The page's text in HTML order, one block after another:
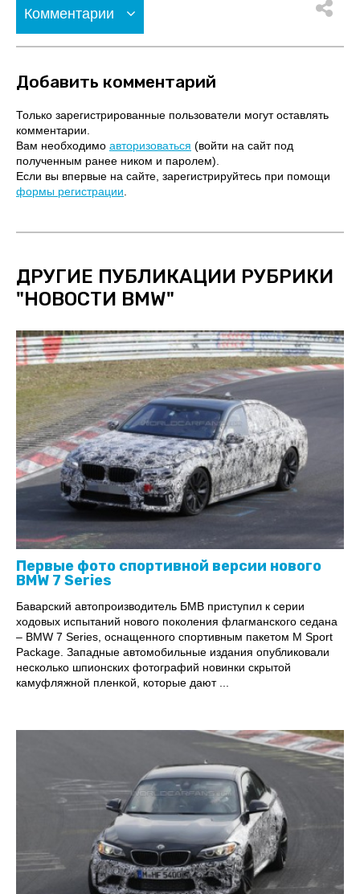
Комментарии
Добавить комментарий
Только зарегистрированные пользователи могут оставлять
комментарии.
Вам необходимо авторизоваться (войти на сайт под
полученным ранее ником и паролем).
Если вы впервые на сайте, зарегистрируйтесь при помощи
формы регистрации
ДРУГИЕ ПУБЛИКАЦИИ РУБРИКИ
"НОВОСТИ BMW"
Первые фото спортивной версии нового
BMW 7 Series
Баварский автопроизводитель БМВ приступил к серии
ходовых испытаний нового поколения флагманского седана
– BMW 7 Series, оснащенного спортивным пакетом M Sport
Package. Западные автомобильные издания опубликовали
несколько шпионских фотографий новинки скрытой
камуфляжной пленкой, которые дают ...